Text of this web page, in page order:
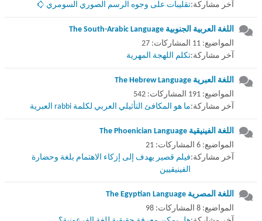
آخر مشاركة:تقليبات على وجوه الرسم الصوري السومري 𒄭
اللغة العربية الجنوبية The South-Arabic Language
المواضيع: 11 المشاركات: 27
آخر مشاركة:تكلم اللهجة المهرية
اللغة العبرية The Hebrew Language
المواضيع: 191 المشاركات: 542
آخر مشاركة:ما هو المكافئ التأثيلي العربي لكلمة rabbi العبرية
اللغة الفينيقية The Phoenician Language
المواضيع: 6 المشاركات: 21
آخر مشاركة:فيلم قصير يهدف إلى إزكاء الاهتمام بلغة وحضارة
الفينيقيين
اللغة المصرية The Egyptian Language
المواضيع: 8 المشاركات: 98